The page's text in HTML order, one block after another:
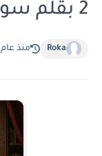
2 بقلم سوما العربي
Roka منذ عام